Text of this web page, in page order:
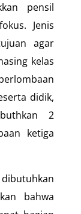
pensil
Jenis
agar
kelas
didik,
2
ketiga
bahwa